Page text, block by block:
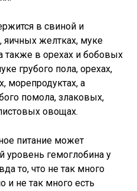
в свиной и
яичных желтках, муке
также в орехах и бобовых
грубого пола, орехах,
морепродуктах, а
помола, злаковых,
овощах.
питание может
гемоглобина у
то, что не так много
и не так много есть